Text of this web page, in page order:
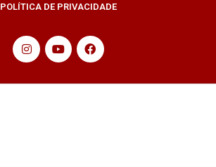
POLÍTICA DE PRIVACIDADE